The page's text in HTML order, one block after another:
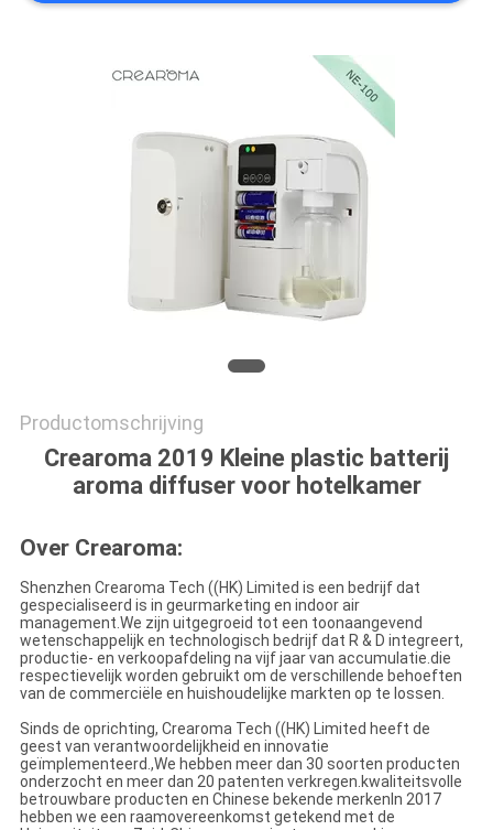
Productomschrijving
Crearoma 2019 Kleine plastic batterij
aroma diffuser voor hotelkamer
Over Crearoma:
Shenzhen Crearoma Tech ((HK) Limited is een bedrijf dat
gespecialiseerd is in geurmarketing en indoor air
management.We zijn uitgegroeid tot een toonaangevend
wetenschappelijk en technologisch bedrijf dat R & D integreert,
productie- en verkoopafdeling na vijf jaar van accumulatie.die
respectievelijk worden gebruikt om de verschillende behoeften
van de commerciële en huishoudelijke markten op te lossen.
Sinds de oprichting, Crearoma Tech ((HK) Limited heeft de
geest van verantwoordelijkheid en innovatie
geïmplementeerd.,We hebben meer dan 30 soorten producten
onderzocht en meer dan 20 patenten verkregen.kwaliteitsvolle
betrouwbare producten en Chinese bekende merkenIn 2017
hebben we een raamovereenkomst getekend met de